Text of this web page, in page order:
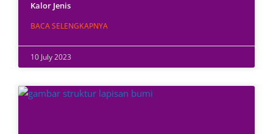
Kalor Jenis
BACA SELENGKAPNYA
10 July 2023